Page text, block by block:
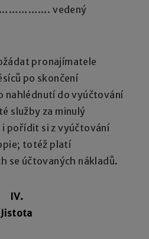
vedený
pronajímatele
po skončení
nahlédnutí do vyúčtování
služby za minulý
pořídit si z vyúčtování
totéž platí
se účtovaných nákladů.
IV.
Jistota